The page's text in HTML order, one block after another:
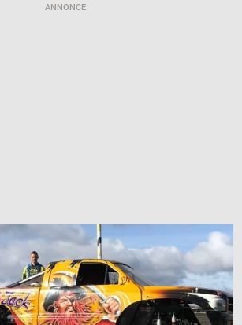
ANNONCE